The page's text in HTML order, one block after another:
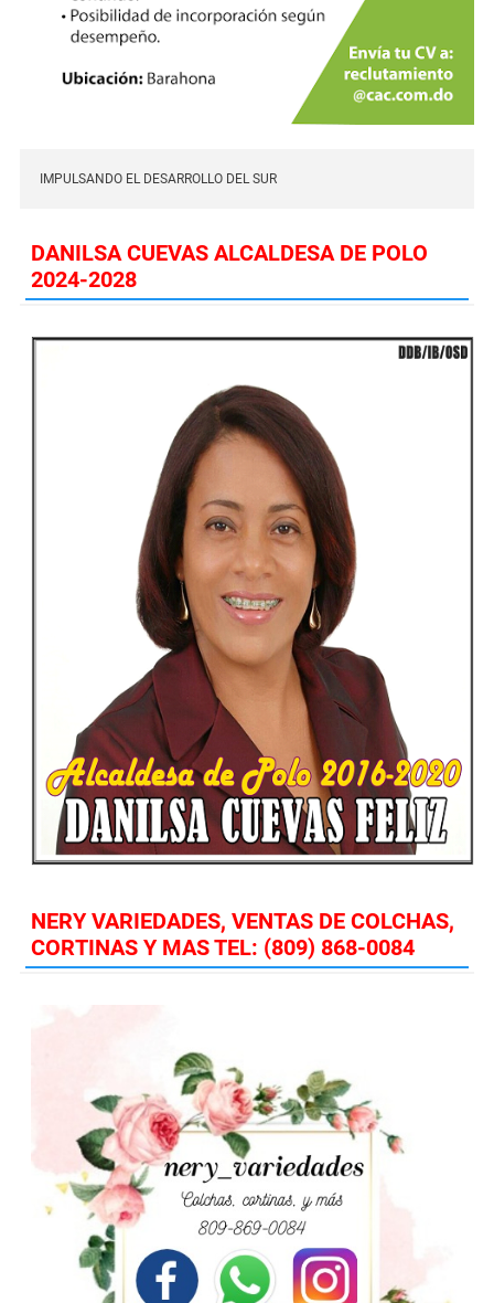
IMPULSANDO EL DESARROLLO DEL SUR
DANILSA CUEVAS ALCALDESA DE POLO
2024-2028
NERY VARIEDADES, VENTAS DE COLCHAS,
CORTINAS Y MAS TEL: (809) 868-0084